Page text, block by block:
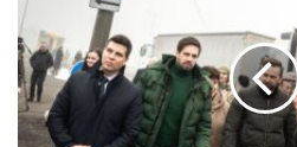
tervezik
fejleszteni
a
magyar-
ukrán